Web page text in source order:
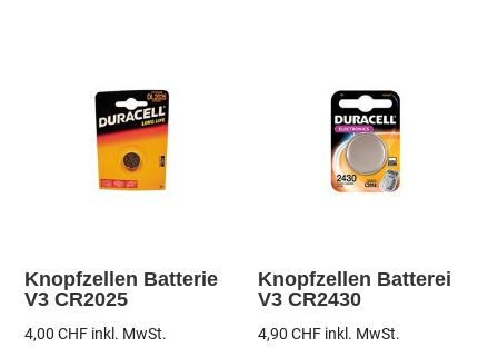
Knopfzellen Batterie
V3 CR2025
4,00CHF inkl. MwSt.
Knopfzellen Batterei
V3 CR2430
4,90CHF inkl. MwSt.